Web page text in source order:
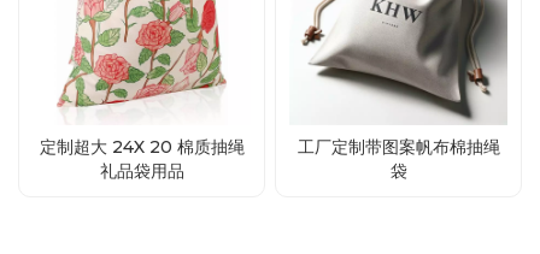
定制超大 24X 20 棉质抽绳
礼品袋用品
工厂定制带图案帆布棉抽绳
袋